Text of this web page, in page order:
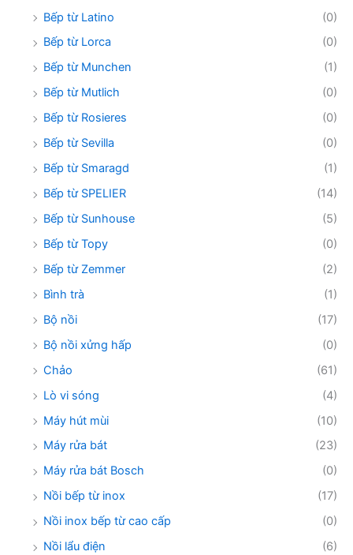
Bếp từ Latino
(0)
Bếp từ Lorca
(0)
Bếp từ Munchen
(1)
Bếp từ Mutlich
(0)
Bếp từ Rosieres
(0)
Bếp từ Sevilla
(0)
Bếp từ Smaragd
(1)
Bếp từ SPELIER
(14)
Bếp từ Sunhouse
(5)
Bếp từ Topy
(0)
Bếp từ Zemmer
(2)
Bình trà
(1)
Bộ nồi
(17)
Bộ nồi xửng hấp
(0)
Chảo
(61)
Lò vi sóng
(4)
Máy hút mùi
(10)
Máy rửa bát
(23)
Máy rửa bát Bosch
(0)
Nồi bếp từ inox
(17)
Nồi inox bếp từ cao cấp
(0)
Nồi lẩu điện
(6)